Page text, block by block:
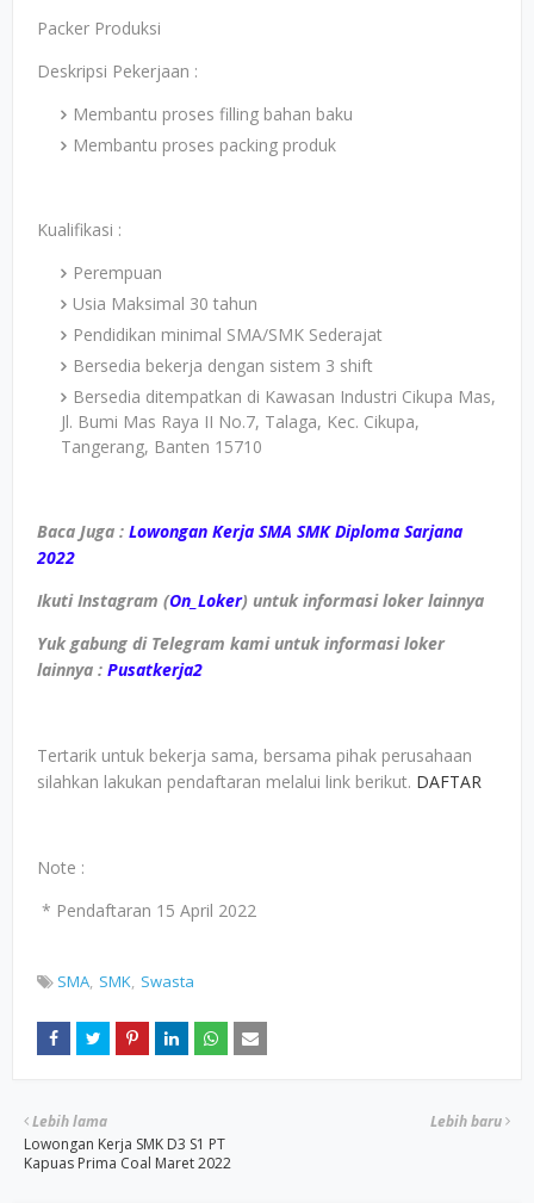
Packer Produksi
Deskripsi Pekerjaan :
Membantu proses filling bahan baku
Membantu proses packing produk
Kualifikasi :
Perempuan
Usia Maksimal 30 tahun
Pendidikan minimal SMA/SMK Sederajat
Bersedia bekerja dengan sistem 3 shift
Bersedia ditempatkan di Kawasan Industri Cikupa Mas,
Jl. Bumi Mas Raya II No.7, Talaga, Kec. Cikupa,
Tangerang, Banten 15710
Baca Juga : Lowongan Kerja SMA SMK Diploma Sarjana
2022
Ikuti Instagram (On_Loker) untuk informasi loker lainnya
Yuk gabung di Telegram kami untuk informasi loker
lainnya : Pusatkerja2
Tertarik untuk bekerja sama, bersama pihak perusahaan
silahkan lakukan pendaftaran melalui link berikut. DAFTAR
Note :
* Pendaftaran 15 April 2022
SMA SMK Swasta
Lebih baru
Lebih lama
Lowongan Kerja SMK D3 S1 PT
Kapuas Prima Coal Maret 2022